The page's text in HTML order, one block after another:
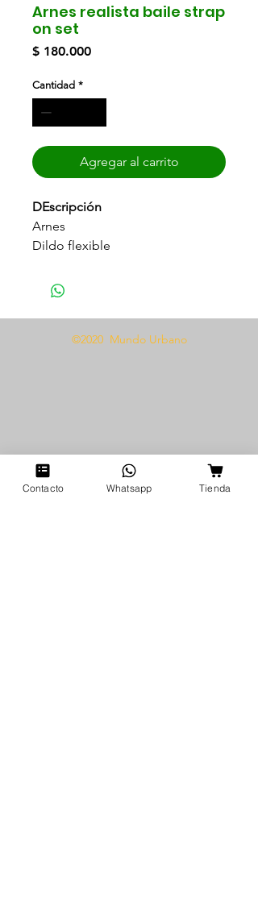
Arnes realista baile strap
on set
$ 180.000Precio
Cantidad *
Agregar al carrito
DEscripción
Arnes
Dildo flexible
Impermeable
290 x 150 x 70 MM
©2020 Mundo Urbano
Contacto Whatsapp Tienda